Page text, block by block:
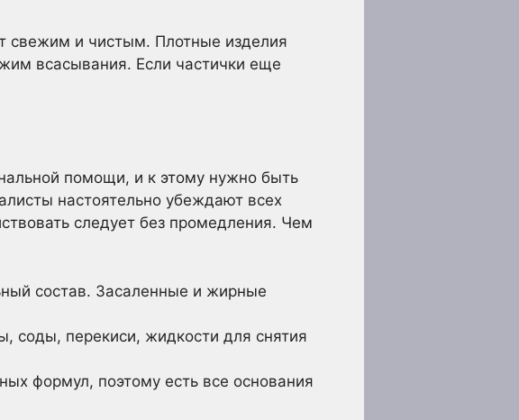
свежим и чистым. Плотные изделия
всасывания. Если частички еще
помощи, и к этому нужно быть
настоятельно убеждают всех
следует без промедления. Чем
состав. Засаленные и жирные
соды, перекиси, жидкости для снятия
формул, поэтому есть все основания